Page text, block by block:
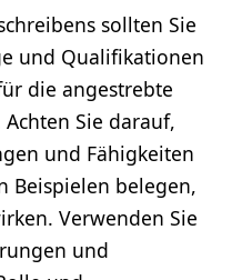
sollten Sie
und Qualifikationen
die angestrebte
Sie darauf,
und Fähigkeiten
Beispielen belegen,
Verwenden Sie
und